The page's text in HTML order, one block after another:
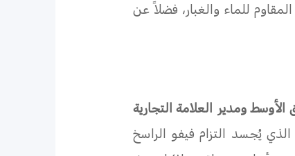
المقاوم للماء والغبار، فضلاً عن
ومدير العلامة التجارية
الذي يُجسد التزام فيفو الراسخ